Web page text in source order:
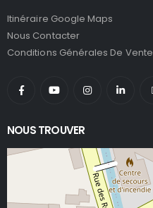
Itinéraire Google Maps
Nous Contacter
Conditions Générales De Vente
NOUS TROUVER